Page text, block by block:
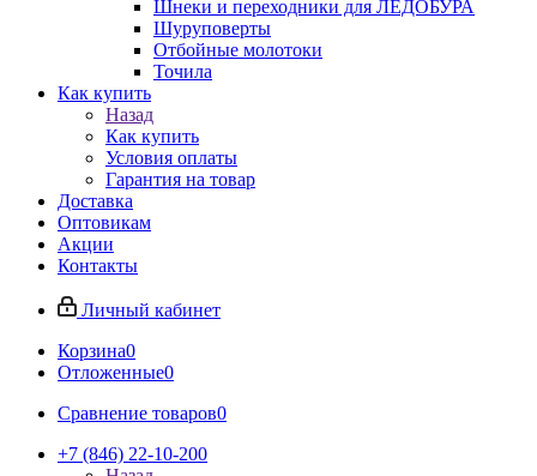
Шнеки и переходники для ЛЕДОБУРА
Шуруповерты
Отбойные молотоки
Точила
Как купить
Назад
Как купить
Условия оплаты
Гарантия на товар
Доставка
Оптовикам
Акции
Контакты
Личный кабинет
Корзина0
Отложенные0
Сравнение товаров0
+7 (846) 22-10-200